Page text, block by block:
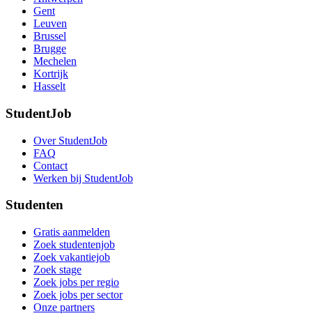
Gent
Leuven
Brussel
Brugge
Mechelen
Kortrijk
Hasselt
StudentJob
Over StudentJob
FAQ
Contact
Werken bij StudentJob
Studenten
Gratis aanmelden
Zoek studentenjob
Zoek vakantiejob
Zoek stage
Zoek jobs per regio
Zoek jobs per sector
Onze partners